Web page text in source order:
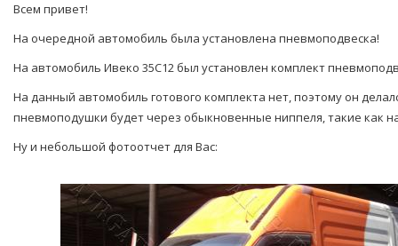
Всем привет!
На очередной автомобиль была установлена пневмоподвеска!
На автомобиль Ивеко 35С12 был установлен комплект
На данный автомобиль готового комплекта нет, поэтому он
пневмоподушки будет через обыкновенные ниппеля, такие как
Ну и небольшой фотоотчет для Вас: